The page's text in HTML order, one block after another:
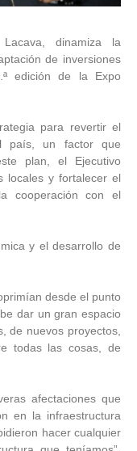
dinamiza la
de inversiones
edición de la Expo
para revertir el
país, un factor que
plan, el Ejecutivo
locales y fortalecer el
cooperación con el
y el desarrollo de
desde el punto
dar un gran espacio
de nuevos proyectos,
todas las cosas, de
afectaciones que
en la infraestructura
hacer cualquier